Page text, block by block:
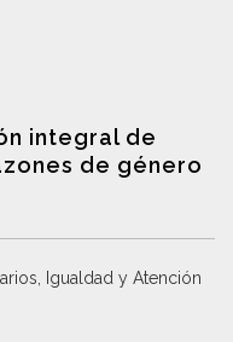
integral de
de género
Igualdad y Atención